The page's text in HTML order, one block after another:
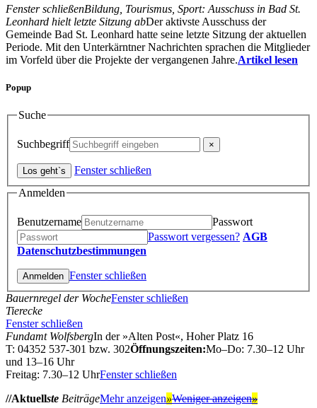
Fenster schließenBildung, Tourismus, Sport: Ausschuss in Bad St.
Leonhard hielt letzte Sitzung abDer aktivste Ausschuss der
Gemeinde Bad St. Leonhard hatte seine letzte Sitzung der aktuellen
Periode. Mit den Unterkärntner Nachrichten sprachen die Mitglieder
im Vorfeld über die Projekte der vergangenen Jahre.Artikel lesen
Popup
Suche
Suchbegriff
Fenster schließen
Anmelden
Benutzername
Passwort
Passwort vergessen? AGB
Datenschutzbestimmungen
Fenster schließen
Bauernregel der WocheFenster schließen
Tierecke
Fenster schließen
Fundamt WolfsbergIn der »Alten Post«, Hoher Platz 16
T: 04352 537-301 bzw. 302Öffnungszeiten:Mo–Do: 7.30–12 Uhr
und 13–16 Uhr
Freitag: 7.30–12 UhrFenster schließen
//Aktuellste BeiträgeMehr anzeigen»Weniger anzeigen»